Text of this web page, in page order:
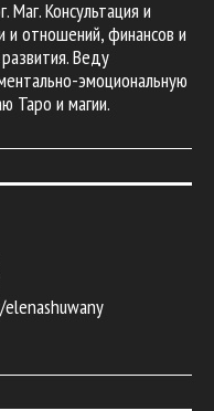
Маг. Консультация и
и отношений, финансов и
Веду
эмоциональную
Таро и магии.